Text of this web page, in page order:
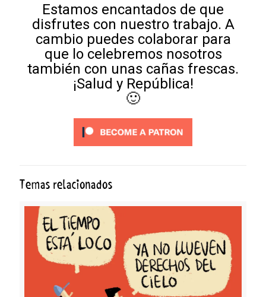
Estamos encantados de que
disfrutes con nuestro trabajo. A
cambio puedes colaborar para
que lo celebremos nosotros
también con unas cañas frescas.
¡Salud y República!
🙂
Temas relacionados